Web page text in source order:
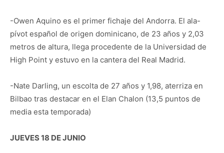
-Owen Aquino es el primer fichaje del Andorra. El ala-
pívot español de origen dominicano, de 23 años y 2,03
metros de altura, llega procedente de la Universidad de
High Point y estuvo en la cantera del Real Madrid.
-Nate Darling, un escolta de 27 años y 1,98, aterriza en
Bilbao tras destacar en el Elan Chalon (13,5 puntos de
media esta temporada)
JUEVES 18 DE JUNIO